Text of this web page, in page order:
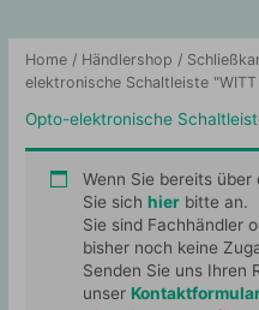
Home / Händlershop /
elektronische Schaltleiste "WITT
Opto-elektronische
Wenn Sie bereits
Sie sich hierbitte an.
Sie sind Fachhändler
bisher noch keine
Senden Sie uns Ihren
unser